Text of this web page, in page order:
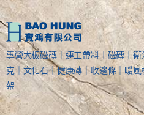
專營大板磁磚｜連工帶料｜磁磚｜
克｜文化石｜健康磚｜收邊條｜暖
架